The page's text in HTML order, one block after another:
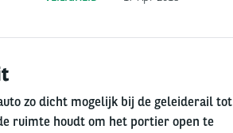
zo dicht mogelijk bij de geleiderail tot
ruimte houdt om het portier open te